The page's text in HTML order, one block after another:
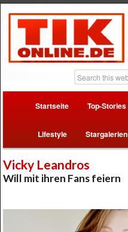
Startseite Top-Stories
Lifestyle Stargalerien
Vicky Leandros
Will mit ihren Fans feiern